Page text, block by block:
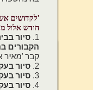
'לקדושים
חודש אלול
1. סיור
הקבורים
קבר 'מאיר
2. סיור
3. סיור
4. סיור